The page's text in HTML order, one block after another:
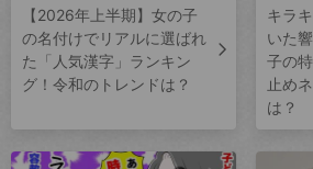
【2026年上半期】女の子
の名付けでリアルに選ばれ
た「人気漢字」ランキン
グ！令和のトレンドは？
キラ
いた
子の
止め
は？